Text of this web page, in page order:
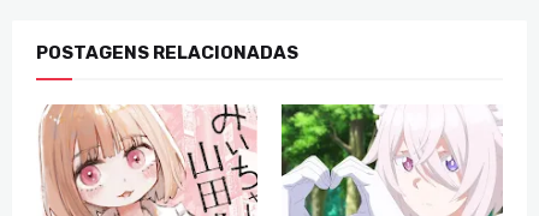
POSTAGENS RELACIONADAS